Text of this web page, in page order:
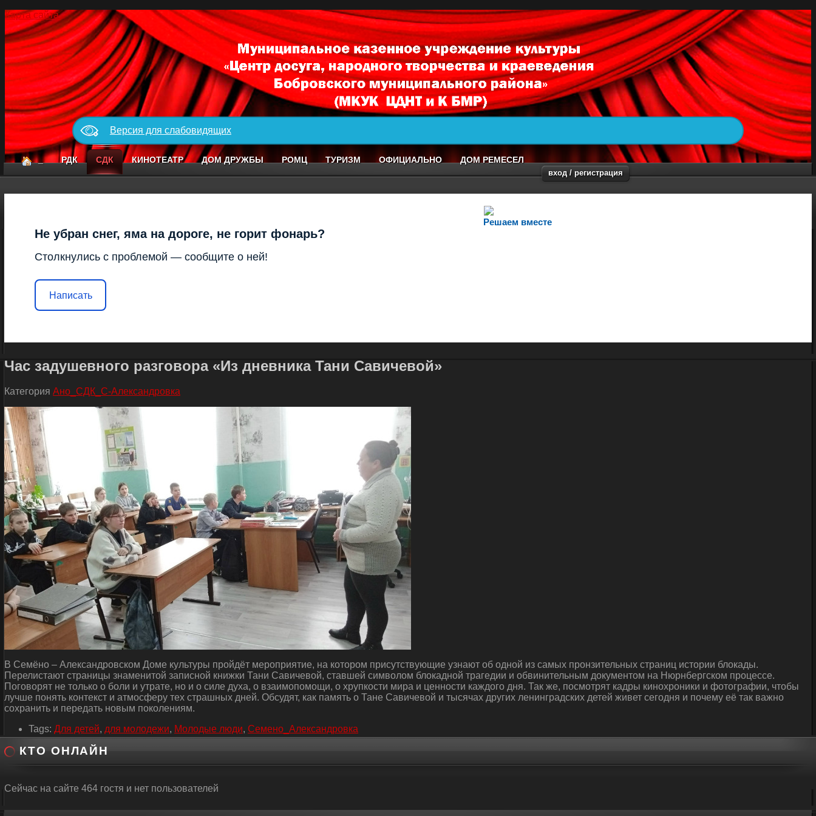
Карта сайта
Версия для слабовидящих
_ РДК СДК КИНОТЕАТР ДОМ ДРУЖБЫ РОМЦ ТУРИЗМ ОФИЦИАЛЬНО ДОМ РЕМЕСЕЛ
вход / регистрация
Решаем вместе
Не убран снег, яма на дороге, не горит фонарь?
Столкнулись с проблемой — сообщите о ней!
Написать
Час задушевного разговора «Из дневника Тани Савичевой»
Категория Ано_СДК_С-Александровка
В Семёно – Александровском Доме культуры пройдёт мероприятие, на котором присутствующие узнают об одной из самых пронзительных страниц истории блокады.
Перелистают страницы знаменитой записной книжки Тани Савичевой, ставшей символом блокадной трагедии и обвинительным документом на Нюрнбергском процессе.
Поговорят не только о боли и утрате, но и о силе духа, о взаимопомощи, о хрупкости мира и ценности каждого дня. Так же, посмотрят кадры кинохроники и фотографии, чтобы
лучше понять контекст и атмосферу тех страшных дней. Обсудят, как память о Тане Савичевой и тысячах других ленинградских детей живет сегодня и почему её так важно
сохранить и передать новым поколениям.
Tags: Для детей, для молодежи, Молодые люди, Семено_Александровка
КТО ОНЛАЙН
Сейчас на сайте 464 гостя и нет пользователей